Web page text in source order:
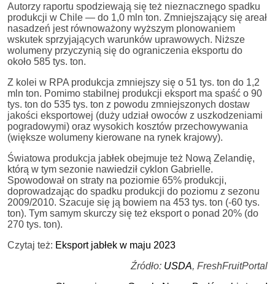
Autorzy raportu spodziewają się też nieznacznego spadku
produkcji w Chile — do 1,0 mln ton. Zmniejszający się areał
nasadzeń jest równoważony wyższym plonowaniem
wskutek sprzyjających warunków uprawowych. Niższe
wolumeny przyczynią się do ograniczenia eksportu do
około 585 tys. ton.
Z kolei w RPA produkcja zmniejszy się o 51 tys. ton do 1,2
mln ton. Pomimo stabilnej produkcji eksport ma spaść o 90
tys. ton do 535 tys. ton z powodu zmniejszonych dostaw
jakości eksportowej (duży udział owoców z uszkodzeniami
pogradowymi) oraz wysokich kosztów przechowywania
(większe wolumeny kierowane na rynek krajowy).
Światowa produkcja jabłek obejmuje też Nową Zelandię,
którą w tym sezonie nawiedził cyklon Gabrielle.
Spowodował on straty na poziomie 65% produkcji,
doprowadzając do spadku produkcji do poziomu z sezonu
2009/2010. Szacuje się ją bowiem na 453 tys. ton (-60 tys.
ton). Tym samym skurczy się też eksport o ponad 20% (do
270 tys. ton).
Czytaj też: Eksport jabłek w maju 2023
Źródło: USDA, FreshFruitPortal